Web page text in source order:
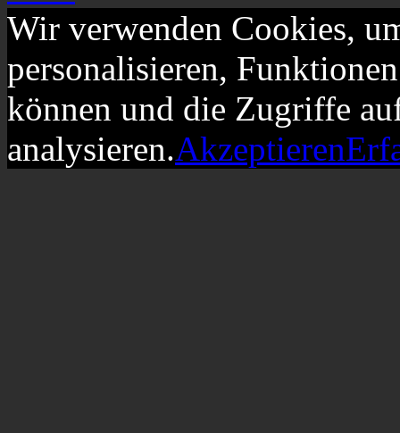
Wir verwenden Cookies,
personalisieren,
können und die Zugriffe
analysieren.Akzeptieren